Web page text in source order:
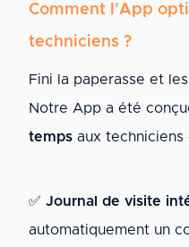
Comment l'App
techniciens ?
Fini la paperasse et
Notre App a été
temps aux
✅ Journal de visite
automatiquement un